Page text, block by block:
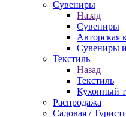
Сувениры
Назад
Сувениры
Авторская
Сувениры
Текстиль
Назад
Текстиль
Кухонный
Распродажа
Садовая /